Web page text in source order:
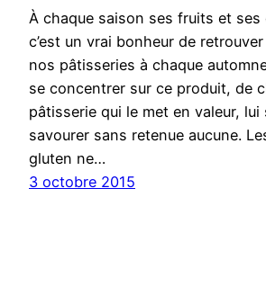
À chaque saison ses fruits et ses
c’est un vrai bonheur de
nos pâtisseries à chaque
se concentrer sur ce produit, de
pâtisserie qui le met en valeur, lui
savourer sans retenue aucune.
gluten ne…
3 octobre 2015